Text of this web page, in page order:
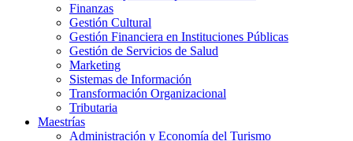
Finanzas
Gestión Cultural
Gestión Financiera en Instituciones Públicas
Gestión de Servicios de Salud
Marketing
Sistemas de Información
Transformación Organizacional
Tributaria
Maestrías
Administración y Economía del Turismo